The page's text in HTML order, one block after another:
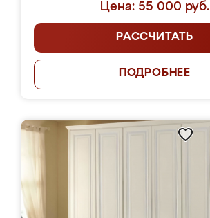
Цена: 55 000 руб.
РАССЧИТАТЬ
ПОДРОБНЕЕ